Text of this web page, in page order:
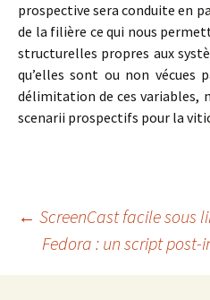
prospective sera conduite en
de la filière ce qui nous
structurelles propres aux
qu’elles sont ou non vécues
délimitation de ces variables,
scenarii prospectifs pour la
des
← ScreenCast facile sous
Fedora : un script